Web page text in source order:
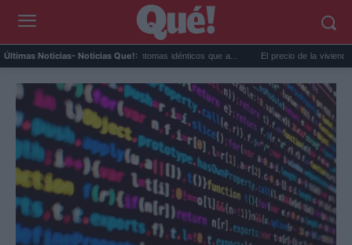
Últimas Noticias- Noticias Que!:
extremo y ansiedad: síntomas idénticos que a... El precio de la vivienda en